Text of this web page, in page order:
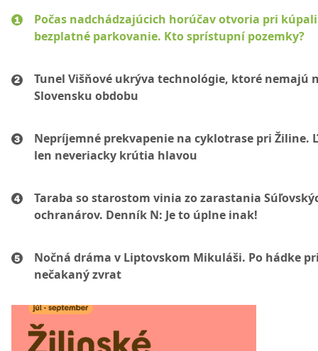
Počas nadchádzajúcich horúčav otvoria pri
bezplatné parkovanie. Kto sprístupní pozemky?
Tunel Višňové ukrýva technológie, ktoré nemajú
Slovensku obdobu
Nepríjemné prekvapenie na cyklotrase pri Žiline.
len neveriacky krútia hlavou
Taraba so starostom vinia zo zarastania
ochranárov. Denník N: Je to úplne inak!
Nočná dráma v Liptovskom Mikuláši. Po hádke
nečakaný zvrat